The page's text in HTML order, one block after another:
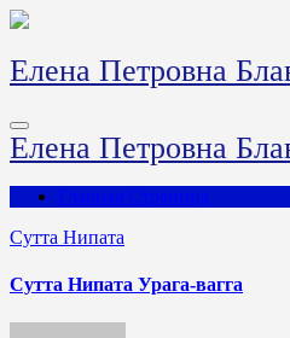
Перейти
содержимому
Елена Петровна
Елена Петровна
Главная Страница
Сутта Нипата
Сутта Нипата Урага-вагга